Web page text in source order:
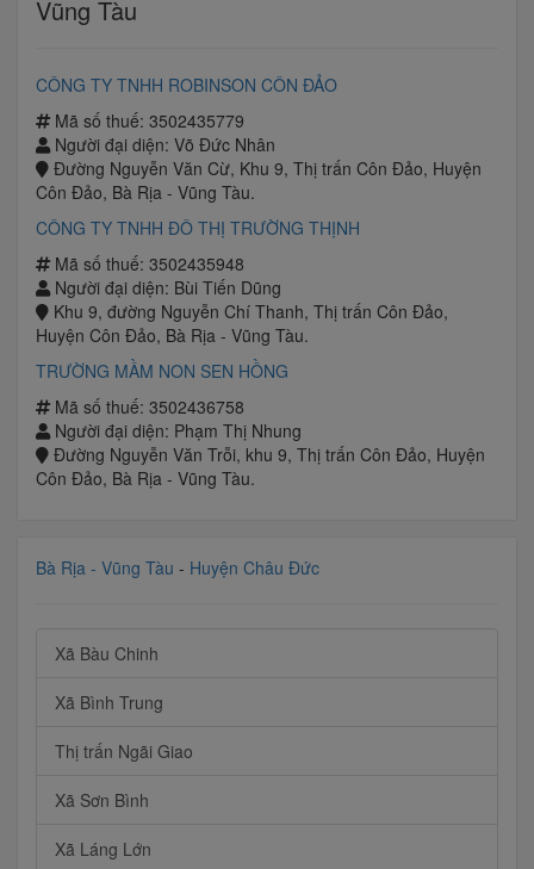
Vũng Tàu
CÔNG TY TNHH ROBINSON CÔN ĐẢO
Mã số thuế: 3502435779
Người đại diện: Võ Đức Nhân
Đường Nguyễn Văn Cừ, Khu 9, Thị trấn Côn Đảo, Huyện
Côn Đảo, Bà Rịa - Vũng Tàu.
CÔNG TY TNHH ĐÔ THỊ TRƯỜNG THỊNH
Mã số thuế: 3502435948
Người đại diện: Bùi Tiến Dũng
Khu 9, đường Nguyễn Chí Thanh, Thị trấn Côn Đảo,
Huyện Côn Đảo, Bà Rịa - Vũng Tàu.
TRƯỜNG MẦM NON SEN HỒNG
Mã số thuế: 3502436758
Người đại diện: Phạm Thị Nhung
Đường Nguyễn Văn Trỗi, khu 9, Thị trấn Côn Đảo, Huyện
Côn Đảo, Bà Rịa - Vũng Tàu.
Bà Rịa - Vũng Tàu - Huyện Châu Đức
Xã Bàu Chinh
Xã Bình Trung
Thị trấn Ngãi Giao
Xã Sơn Bình
Xã Láng Lớn